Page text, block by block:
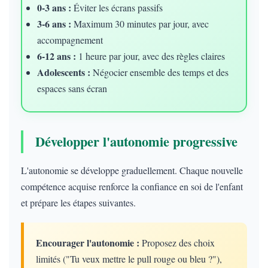
0-3 ans : Éviter les écrans passifs
3-6 ans : Maximum 30 minutes par jour, avec
accompagnement
6-12 ans : 1 heure par jour, avec des règles claires
Adolescents : Négocier ensemble des temps et des
espaces sans écran
Développer l'autonomie progressive
L'autonomie se développe graduellement. Chaque nouvelle
compétence acquise renforce la confiance en soi de l'enfant
et prépare les étapes suivantes.
Encourager l'autonomie : Proposez des choix
limités ("Tu veux mettre le pull rouge ou bleu ?"),